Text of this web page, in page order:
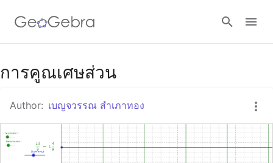
Google Classroom
GeoGebra Classroom
Sign in
การคูณเศษส่วน
Author: เบญจวรรณ สำเภาทอง